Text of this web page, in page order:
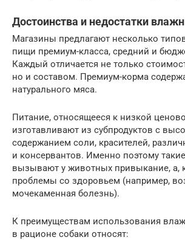
Достоинства и недостатки
Магазины предлагают несколько
пищи премиум-класса, средний и
Каждый отличается не только
но и составом. Премиум-корма
натурального мяса.
Питание, относящееся к низкой
изготавливают из субпродуктов с
содержанием соли, красителей,
и консервантов. Именно поэтому
вызывают у животных привыкание, а,
проблемы со здоровьем (например,
мочекаменная болезнь).
К преимуществам использования
в рационе собаки относят: